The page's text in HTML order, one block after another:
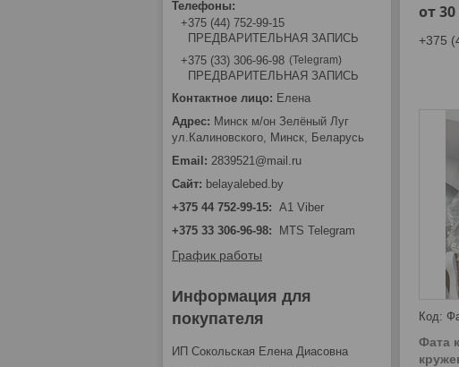
от 30
+375
Фата
+375 (44) 752-99-15
ПРЕДВАРИТЕЛЬНАЯ ЗАПИСЬ
+375 (33) 306-96-98
Telegram
ПРЕДВАРИТЕЛЬНАЯ ЗАПИСЬ
Елена
Минск м/он Зелёный Луг
ул.Калиновского, Минск, Беларусь
2839521@mail.ru
belayalebed.by
+375 44 752-99-15
A1 Viber
+375 33 306-96-98
MTS Telegram
График работы
Информация для
покупателя
ИП Сокольская Елена Диасовна